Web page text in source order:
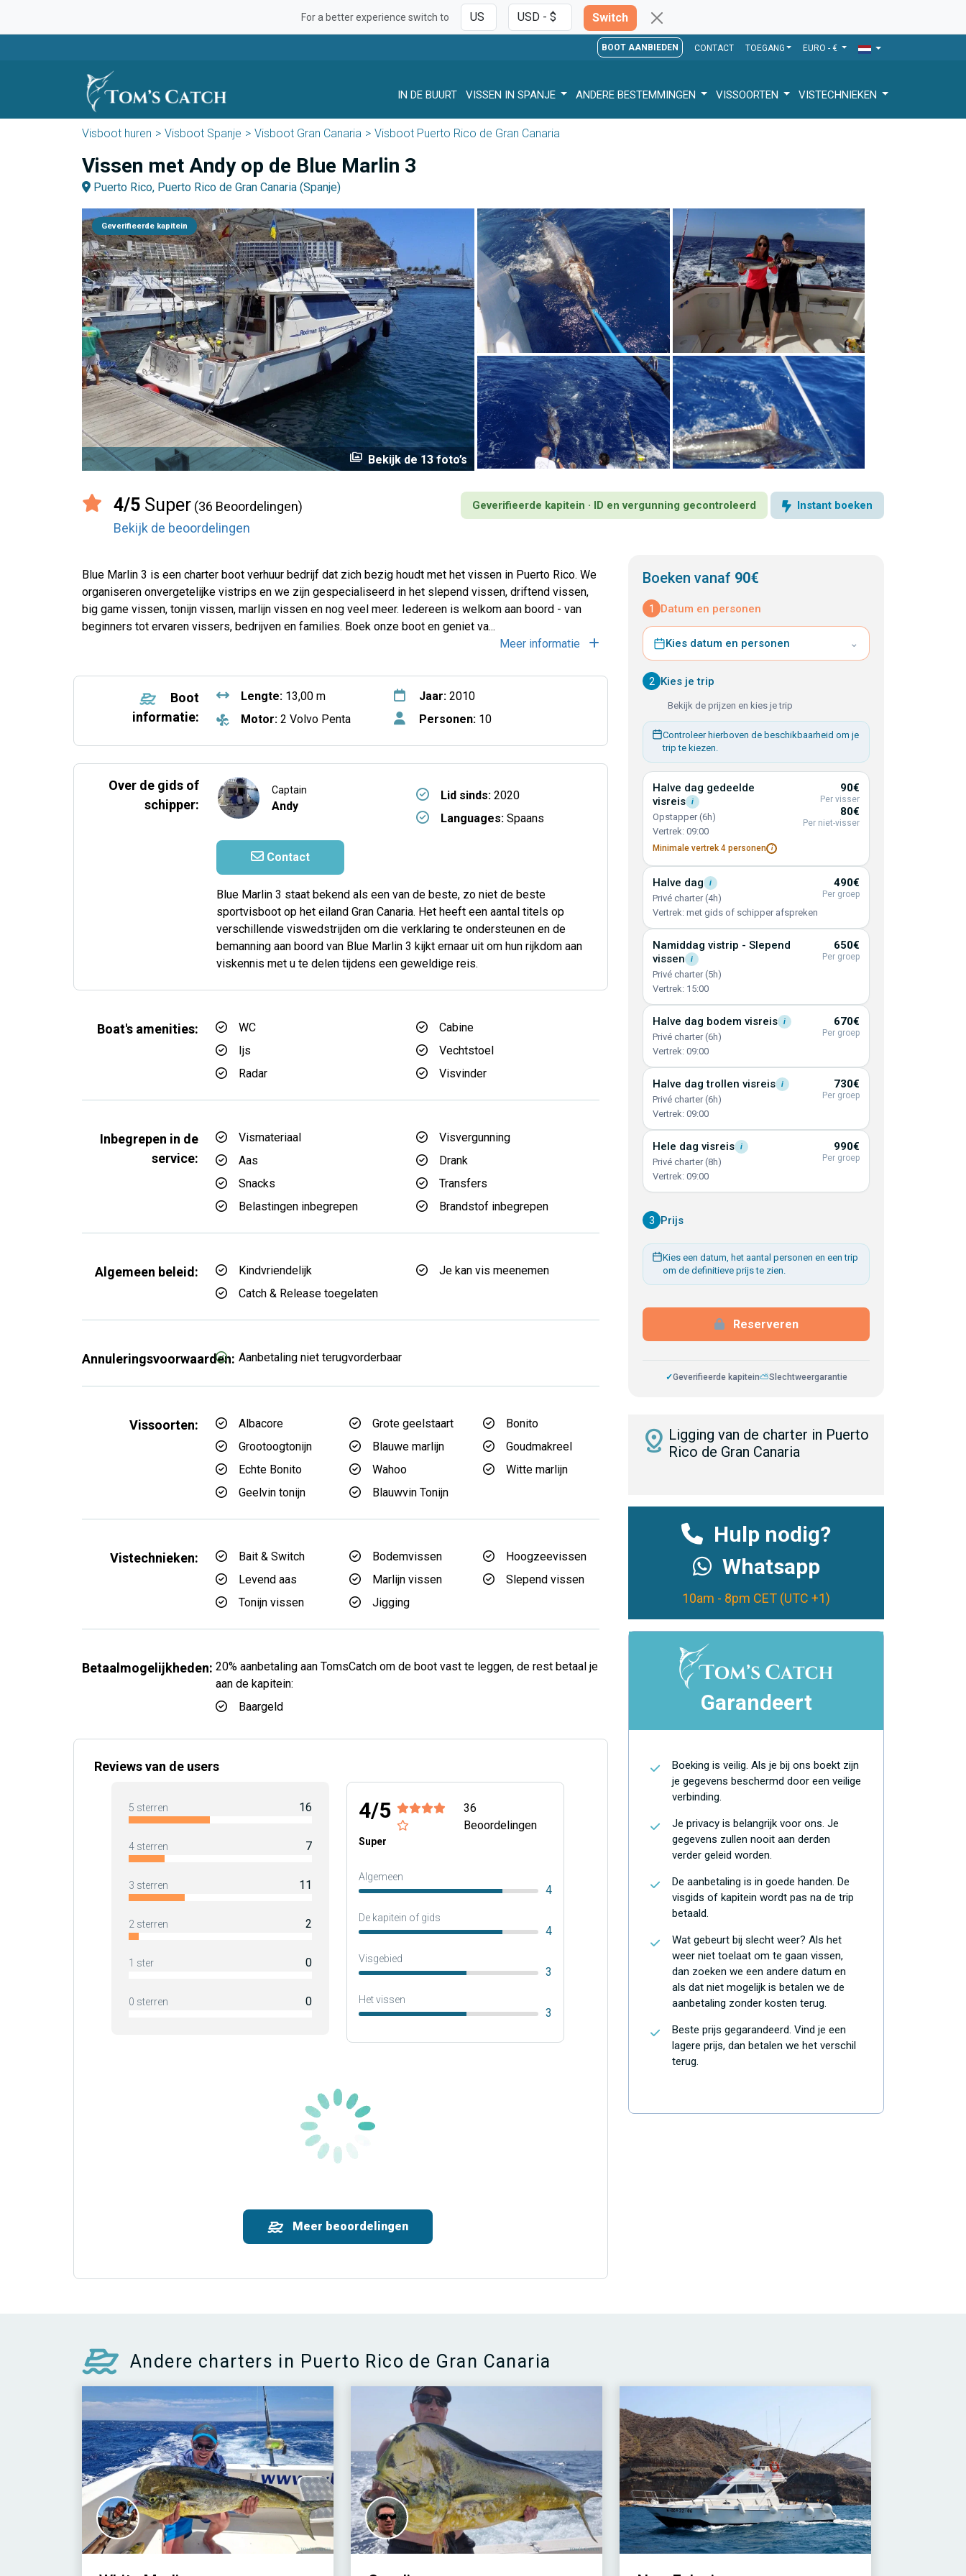
For a better experience switch to Switch
BOOT AANBIEDEN CONTACT TOEGANG EURO - €
IN DE BUURT VISSEN IN SPANJE ANDERE BESTEMMINGEN VISSOORTEN VISTECHNIEKEN
Visboot huren Visboot Spanje Visboot Gran Canaria Visboot Puerto Rico de Gran Canaria
Vissen met Andy op de Blue Marlin 3
Puerto Rico, Puerto Rico de Gran Canaria (Spanje)
Geverifieerde kapitein
perm_media Bekijk de 13 foto’s
4/5 Super (36 Beoordelingen)
Bekijk de beoordelingen
Geverifieerde kapitein · ID en vergunning gecontroleerd Instant boeken
Blue Marlin 3 is een charter boot verhuur bedrijf dat zich bezig houdt met het vissen in Puerto Rico. We
organiseren onvergetelijke vistrips en we zijn gespecialiseerd in het slepend vissen, driftend vissen,
big game vissen, tonijn vissen, marlijn vissen en nog veel meer. Iedereen is welkom aan boord - van
beginners tot ervaren vissers, bedrijven en families. Boek onze boot en geniet va...
Meer informatie
Boot
informatie:
Lengte:13,00 m
Motor:2 Volvo Penta
Jaar:2010
Personen:10
Over de gids of
schipper:
Captain
Andy
Contact
Lid sinds:2020
Languages:Spaans
Blue Marlin 3 staat bekend als een van de beste, zo niet de beste
sportvisboot op het eiland Gran Canaria. Het heeft een aantal titels op
verschillende viswedstrijden om die verklaring te ondersteunen en de
bemanning aan boord van Blue Marlin 3 kijkt ernaar uit om hun rijkdom aan
viskennis met u te delen tijdens een geweldige reis.
Boat's amenities: WC
Cabine
Ijs
Vechtstoel
Radar
Visvinder
Inbegrepen in de
service:
Vismateriaal
Visvergunning
Aas
Drank
Snacks
Transfers
Belastingen inbegrepen
Brandstof inbegrepen
Algemeen beleid: Kindvriendelijk
Je kan vis meenemen
Catch & Release toegelaten
Annuleringsvoorwaarden: Aanbetaling niet terugvorderbaar
Vissoorten: Albacore Grote geelstaart
Bonito
Grootoogtonijn
Blauwe marlijn
Goudmakreel
Echte Bonito
Wahoo
Witte marlijn
Geelvin tonijn
Blauwvin Tonijn
Vistechnieken: Bait & Switch Bodemvissen
Hoogzeevissen
Levend aas
Marlijn vissen
Slepend vissen
Tonijn vissen
Jigging
Betaalmogelijkheden: 20% aanbetaling aan TomsCatch om de boot vast te leggen, de rest betaal je
aan de kapitein:
Baargeld
Reviews van de users
5 sterren 16
4 sterren 7
3 sterren 11
2 sterren 2
1 ster 0
0 sterren 0
4/5
36
Beoordelingen
Super
Algemeen
4
De kapitein of gids
4
Visgebied
3
Het vissen
3
Meer beoordelingen
Boeken vanaf 90€
1 Datum en personen
Kies datum en personen ⌄
2 Kies je trip
Bekijk de prijzen en kies je trip
Controleer hierboven de beschikbaarheid om je
trip te kiezen.
Halve dag gedeelde
visreis
i
Opstapper (6h)
Vertrek: 09:00
Minimale vertrek 4 personen i
90€
Per visser
80€
Per niet-visser
Halve dag i
Privé charter (4h)
Vertrek: met gids of schipper afspreken
490€
Per groep
Namiddag vistrip - Slepend
vissen
i
Privé charter (5h)
Vertrek: 15:00
650€
Per groep
Halve dag bodem visreis i
Privé charter (6h)
Vertrek: 09:00
670€
Per groep
Halve dag trollen visreis i
Privé charter (6h)
Vertrek: 09:00
730€
Per groep
Hele dag visreis i
Privé charter (8h)
Vertrek: 09:00
990€
Per groep
3 Prijs
Kies een datum, het aantal personen en een trip
om de definitieve prijs te zien.
Reserveren
✓Geverifieerde kapitein⛅Slechtweergarantie
distance Ligging van de charter in Puerto
Rico de Gran Canaria
Hulp nodig?
Whatsapp
10am - 8pm CET (UTC +1)
Garandeert
Boeking is veilig. Als je bij ons boekt zijn
je gegevens beschermd door een veilige
verbinding.
Je privacy is belangrijk voor ons. Je
gegevens zullen nooit aan derden
verder geleid worden.
De aanbetaling is in goede handen. De
visgids of kapitein wordt pas na de trip
betaald.
Wat gebeurt bij slecht weer? Als het
weer niet toelaat om te gaan vissen,
dan zoeken we een andere datum en
als dat niet mogelijk is betalen we de
aanbetaling zonder kosten terug.
Beste prijs gegarandeerd. Vind je een
lagere prijs, dan betalen we het verschil
terug.
Andere charters in Puerto Rico de Gran Canaria